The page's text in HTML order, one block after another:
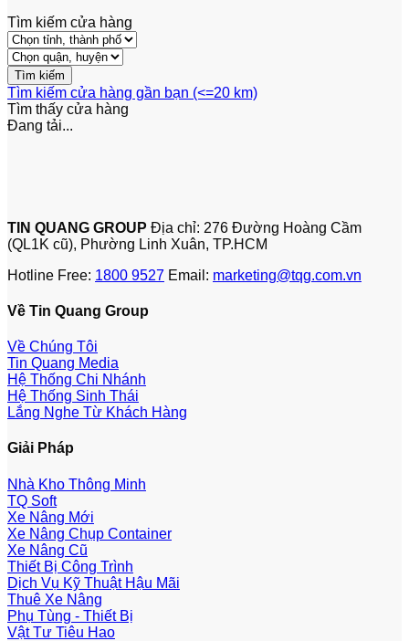
Tìm kiếm cửa hàng
Tìm kiếm cửa hàng gần bạn (<=20 km)
Tìm thấy cửa hàng
Đang tải...
TIN QUANG GROUP Địa chỉ: 276 Đường Hoàng Cầm
(QL1K cũ), Phường Linh Xuân, TP.HCM
Hotline Free: 1800 9527 Email: marketing@tqg.com.vn
Về Tin Quang Group
Về Chúng Tôi
Tin Quang Media
Hệ Thống Chi Nhánh
Hệ Thống Sinh Thái
Lắng Nghe Từ Khách Hàng
Giải Pháp
Nhà Kho Thông Minh
TQ Soft
Xe Nâng Mới
Xe Nâng Chụp Container
Xe Nâng Cũ
Thiết Bị Công Trình
Dịch Vụ Kỹ Thuật Hậu Mãi
Thuê Xe Nâng
Phụ Tùng - Thiết Bị
Vật Tư Tiêu Hao